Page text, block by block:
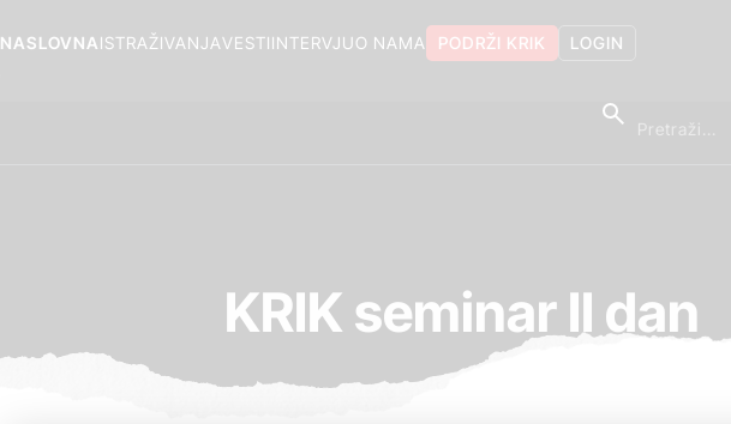
LOGIN
PODRŽI KRIK
O NAMA
INTERVJU
VESTI
ISTRAŽIVANJA
NASLOVNA
KRIK seminar II dan